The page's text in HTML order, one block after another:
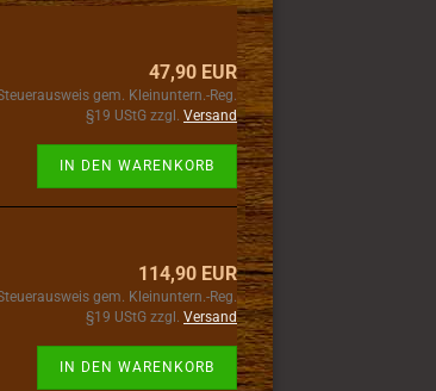
47,90 EUR
gem. Kleinuntern.-Reg.
§19 UStG zzgl. Versand
IN DEN WARENKORB
114,90 EUR
gem. Kleinuntern.-Reg.
§19 UStG zzgl. Versand
IN DEN WARENKORB